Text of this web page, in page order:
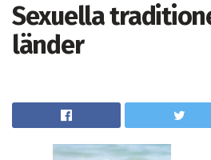
Sexuella
länder